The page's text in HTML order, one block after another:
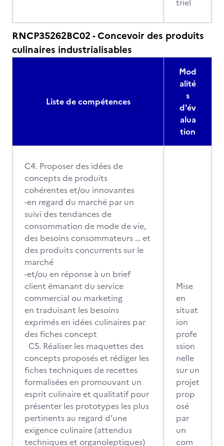
triel
RNCP35262BC02 - Concevoir des produits
culinaires industrialisables
Liste de compétences
Mod
alité
s
d'év
alua
tion
C4. Proposer des idées de
concepts de produits
cohérentes et/ou innovantes
-en regard du marché par un
suivi des tendances de
consommation de mode de vie,
des besoins consommateurs … et
des produits concurrents sur le
marché
-et/ou en réponse à un brief
client émanant du service
commercial ou marketing
en traduisant les besoins
exprimés en idées culinaires par
des fiches concept
C5. Réaliser les maquettes des
concepts proposés et rédiger les
fiches techniques de recettes
formalisées en promouvant un
esprit culinaire et qualitatif pour
présenter les prototypes les plus
pertinents au regard d’une
exigence culinaire (attendus
techniques et organoleptiques)
Mise
en
situat
ion
profe
ssion
nelle
sur un
projet
prop
osé
par
un
com